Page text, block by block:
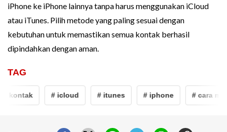
iPhone ke iPhone lainnya tanpa harus menggunakan iCloud
atau iTunes. Pilih metode yang paling sesuai dengan
kebutuhan untuk memastikan semua kontak berhasil
dipindahkan dengan aman.
TAG
kontak # icloud # itunes # iphone # cara